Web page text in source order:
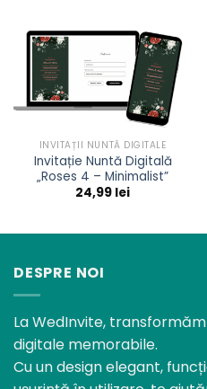
INVITAȚII NUNTĂ DIGITALE
Invitație Nuntă Digitală
„Roses 4 – Minimalist”
24,99 lei
DESPRE NOI
La WedInvite,
digitale memorabile.
Cu un design elegant,